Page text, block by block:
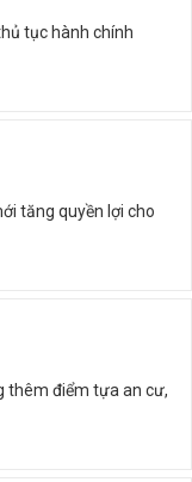
tục hành chính
tăng quyền lợi cho
thêm điểm tựa an cư,